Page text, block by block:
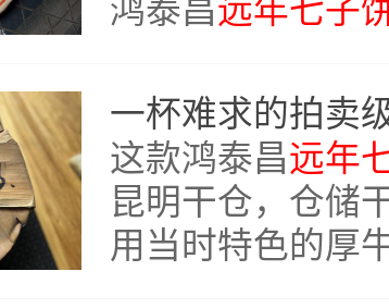
鸿泰昌远年七子
多方考证，其真
80年代，亦即本
款茶品。
这款鸿泰昌远年
昆明干仓，仓储
用当时特色的厚